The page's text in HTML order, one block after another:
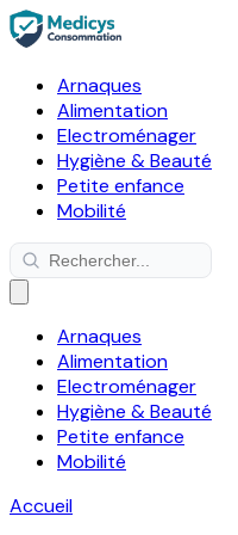
Arnaques
Alimentation
Electroménager
Hygiène & Beauté
Petite enfance
Mobilité
Arnaques
Alimentation
Electroménager
Hygiène & Beauté
Petite enfance
Mobilité
Accueil